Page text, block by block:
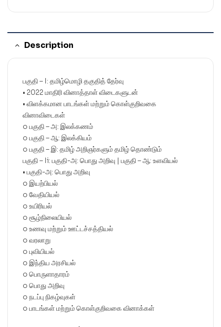
Description
பகுதி – I: தமிழ்மொழி தகுதித் தேர்வு
• 2022 மாதிரி வினாத்தாள் விடைகளுடன்
• விளக்கமான பாடங்கள் மற்றும் கொள்குறிவகை
வினாவிடைகள்
o பகுதி – அ: இலக்கணம்
o பகுதி – ஆ: இலக்கியம்
o பகுதி – இ: தமிழ் அறிஞர்களும் தமிழ் தொண்டும்
பகுதி – Ii: பகுதி-அ: பொது அறிவு | பகுதி – ஆ: உளவியல்
• பகுதி-அ: பொது அறிவு
o இயற்பியல்
o வேதியியல்
o உயிரியல்
o சூழ்நிலையியல்
o உணவு மற்றும் ஊட்டச்சத்தியல்
o வரலாறு
o புவியியல்
o இந்திய அரசியல்
o பொருளாதாரம்
o பொது அறிவு
o நடப்பு நிகழ்வுகள்
o பாடங்கள் மற்றும் கொள்குறிவகை வினாக்கள்